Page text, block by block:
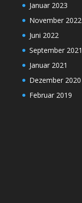
Januar 2023
November 2022
Juni 2022
September 2021
Januar 2021
Dezember 2020
Februar 2019